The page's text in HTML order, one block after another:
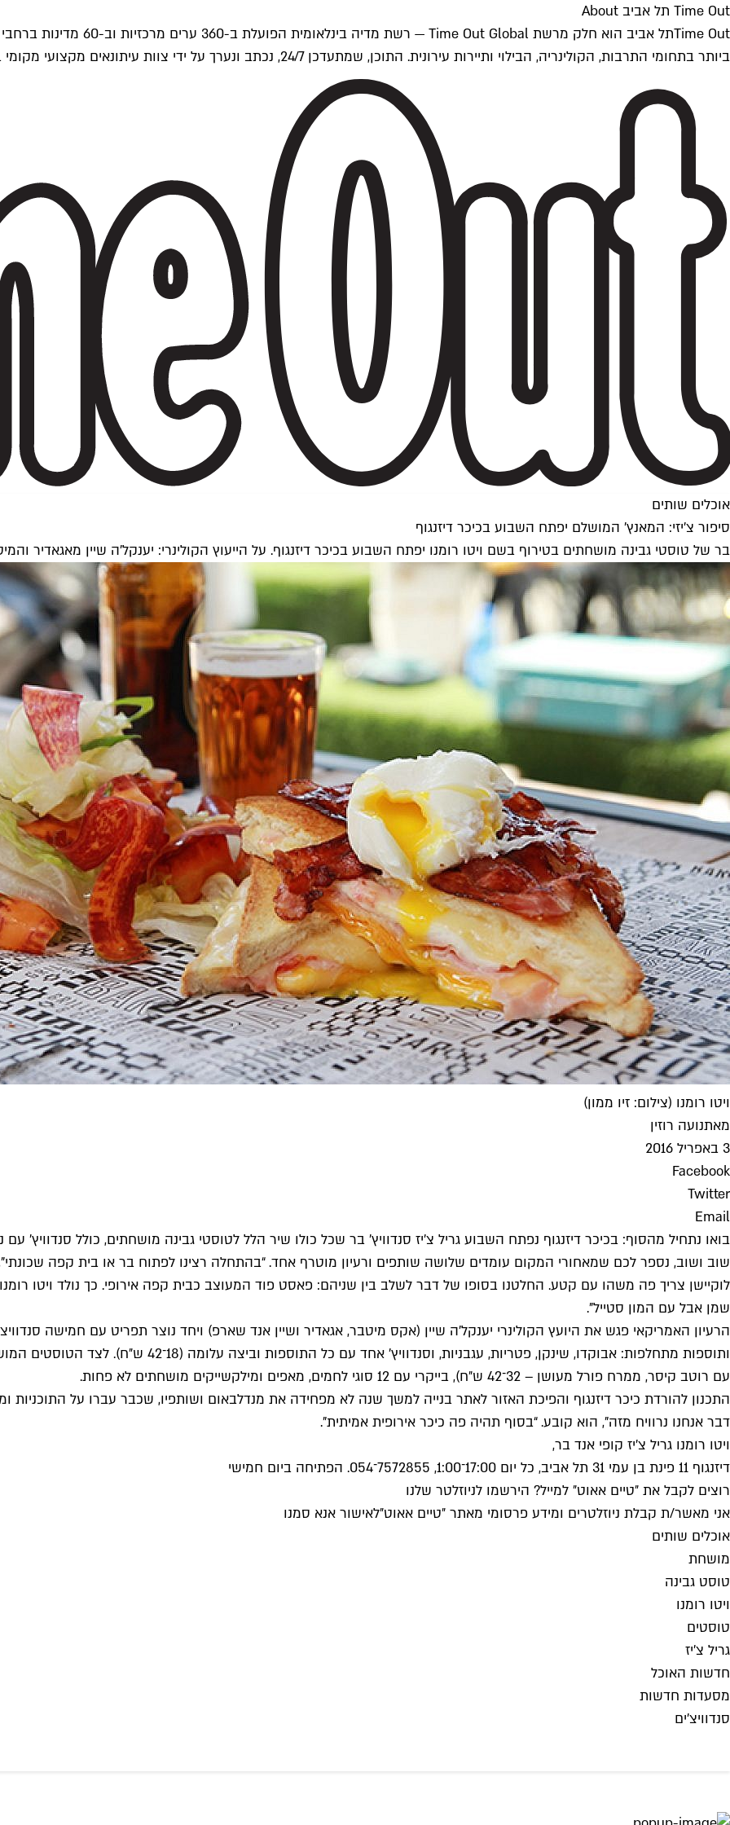
Time Out תל אביב About
ביותר בתחומי התרבות, הקולינריה, הבילוי ותיירות עירונית. התוכן, שמתעדכן 24/7, נכתב ונערך על ידי צוות עיתונאים מקצועי מקומי בישראל, בהתאם לסטנדרטים של Time Out העולמית.
אוכלים שותים
סיפור צ'יזי: המאנץ' המושלם יפתח השבוע בכיכר דיזנגוף
בר של טוסטי גבינה מושחתים בטירוף בשם ויטו רומנו יפתח השבוע בכיכר דיזנגוף. על הייעוץ הקולינרי: יענקל'ה שיין מאגאדיר
ויטו רומנו (צילום: זיו ממון)
מאתנועה רוזין
3 באפריל 2016
Facebook
Twitter
Email
בואו נתחיל מהסוף: בכיכר דיזנגוף נפתח השבוע גריל צ'יז סנדוויץ' בר שכל כולו שיר הלל לטוסטי גבינה מושחתים, כולל
שוב ושוב, נספר לכם שמאחורי המקום עומדים שלושה שותפים ורעיון מוטרף אחד. “בהתחלה רצינו לפתוח בר או בית קפה
לוקיישן צריך פה משהו עם קטע. החלטנו בסופו של דבר לשלב בין שניהם: פאסט פוד המעוצב כבית קפה אירופי. כך נולד ויטו
שמן אבל עם המון סטייל".
הרעיון האמריקאי פגש את היועץ הקולינרי יענקל'ה שיין (אקס מיטבר, אגאדיר ושיין אנד שארפ) ויחד נוצר תפריט עם חמישה
ותוספות מתחלפות: אבוקדו, שינקן, פטריות,
עם רוטב קיסר, ממרח פורל מעושן – 32־42 ש״ח), בייקרי עם 12 סוגי לחמים, מאפים ומילקשייקים מושחתים לא פחות.
התכנון להורדת כיכר דיזנגוף והפיכת האזור לאתר בנייה למשך שנה לא מפחידה את מנדלבאום ושותפיו, שכבר עברו על
דבר אנחנו נרוויח מזה", הוא קובע. “בסוף תהיה פה כיכר אירופית אמיתית".
ויטו רומנו גריל צ'יז קופי אנד בר,
דיזנגוף 11 פינת בן עמי 31 תל אביב, כל יום 17:00־1:00, 7572855־054. הפתיחה ביום חמישי
רוצים לקבל את ״טיים אאוט״ למייל? הירשמו לניוזלטר שלנו
אני מאשר/ת קבלת ניוזלטרים ומידע פרסומי מאתר ״טיים אאוט״לאישור אנא סמנו
אוכלים שותים
מושחת
טוסט גבינה
ויטו רומנו
טוסטים
גריל צ'יז
חדשות האוכל
מסעדות חדשות
סנדוויצ'ים